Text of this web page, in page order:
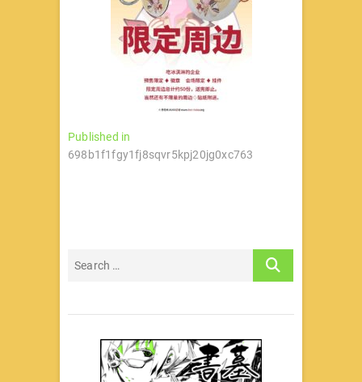
文
章
Published in
698b1f1fgy1fj8sqvr5kpj20jg0xc763